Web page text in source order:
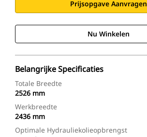
Prijsopgave Aanvragen
Nu Winkelen
Belangrijke Specificaties
Totale Breedte
2526 mm
Werkbreedte
2436 mm
Optimale Hydrauliekolieopbrengst